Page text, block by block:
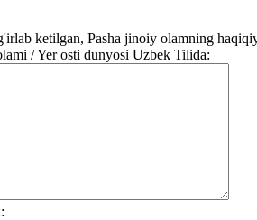
ketilgan, Pasha jinoiy olamning
/ Yer osti dunyosi Uzbek Tilida: